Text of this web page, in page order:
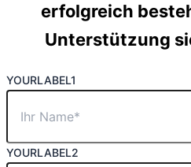
erfolgreich
Unterstützung
YOURLABEL1
YOURLABEL2